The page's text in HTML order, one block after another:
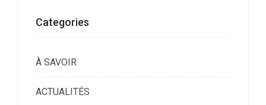
Categories
À SAVOIR
ACTUALITÉS